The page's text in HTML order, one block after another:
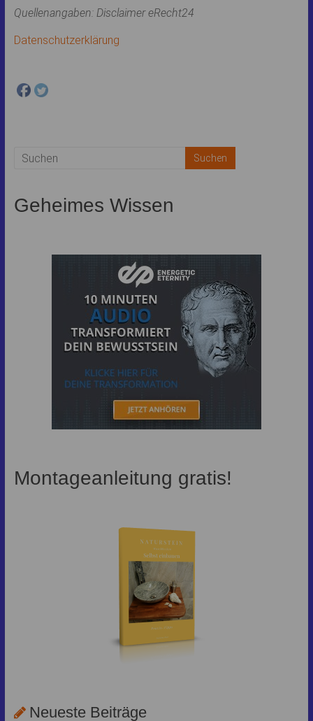
Quellenangaben: Disclaimer eRecht24
Datenschutzerklärung
Facebookist deaktiviert.
Geheimes Wissen
Montageanleitung gratis!
Neueste Beiträge